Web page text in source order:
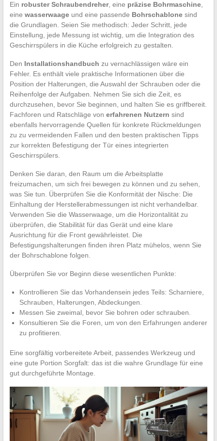
Ein robuster Schraubendreher, eine präzise Bohrmaschine,
eine wasserwaageund eine passende Bohrschablonesind
die Grundlagen. Seien Sie methodisch: Jeder Schritt, jede
Einstellung, jede Messung ist wichtig, um die Integration des
Geschirrspülers in die Küche erfolgreich zu gestalten.
Den Installationshandbuch zu vernachlässigen wäre ein
Fehler. Es enthält viele praktische Informationen über die
Position der Halterungen, die Auswahl der Schrauben oder die
Reihenfolge der Aufgaben. Nehmen Sie sich die Zeit, es
durchzusehen, bevor Sie beginnen, und halten Sie es griffbereit.
Fachforen und Ratschläge von erfahrenen Nutzern sind
ebenfalls hervorragende Quellen für konkrete Rückmeldungen
zu zu vermeidenden Fallen und den besten praktischen Tipps
zur korrekten Befestigung der Tür eines integrierten
Geschirrspülers.
Denken Sie daran, den Raum um die Arbeitsplatte
freizumachen, um sich frei bewegen zu können und zu sehen,
was Sie tun. Überprüfen Sie die Konformität der Nische: Die
Einhaltung der Herstellerabmessungen ist nicht verhandelbar.
Verwenden Sie die Wasserwaage, um die Horizontalität zu
überprüfen, die Stabilität für das Gerät und eine klare
Ausrichtung für die Front gewährleistet. Die
Befestigungshalterungen finden ihren Platz mühelos, wenn Sie
der Bohrschablone folgen.
Überprüfen Sie vor Beginn diese wesentlichen Punkte:
Kontrollieren Sie das Vorhandensein jedes Teils: Scharniere,
Schrauben, Halterungen, Abdeckungen.
Messen Sie zweimal, bevor Sie bohren oder schrauben.
Konsultieren Sie die Foren, um von den Erfahrungen anderer
zu profitieren.
Eine sorgfältig vorbereitete Arbeit, passendes Werkzeug und
eine gute Portion Sorgfalt: das ist die wahre Grundlage für eine
gut durchgeführte Montage.